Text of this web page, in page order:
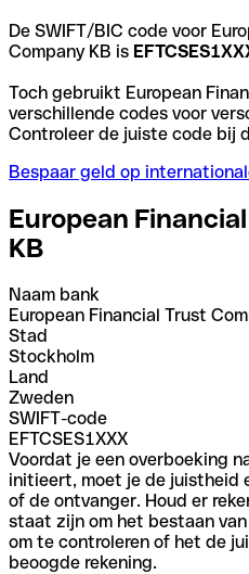
De SWIFT/BIC code voor
Company KB is
Toch gebruikt European
verschillende codes voor
Controleer de juiste code bij
Bespaar geld op
European
KB
Naam bank
European Financial Trust
Stad
Stockholm
Land
Zweden
SWIFT-code
EFTCSES1XXX
Voordat je een overboeking
initieert, moet je de juistheid
of de ontvanger. Houd er
staat zijn om het bestaan
om te controleren of het de
beoogde rekening.